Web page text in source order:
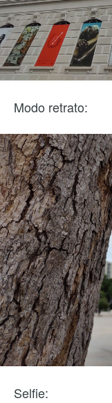
Modo retrato:
Selfie: